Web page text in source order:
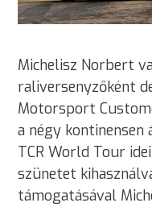
Michelisz Norbert
raliversenyzőként
Motorsport
a négy
TCR World Tour
szünetet
támogatásával